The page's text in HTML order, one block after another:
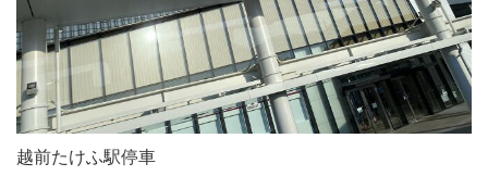
越前たけふ駅停車